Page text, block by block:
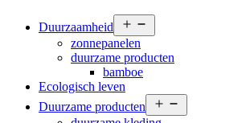
Duurzaamheid
menu
zonnepanelen
duurzame producten
bamboe
Ecologisch leven
Duurzame producten
menu